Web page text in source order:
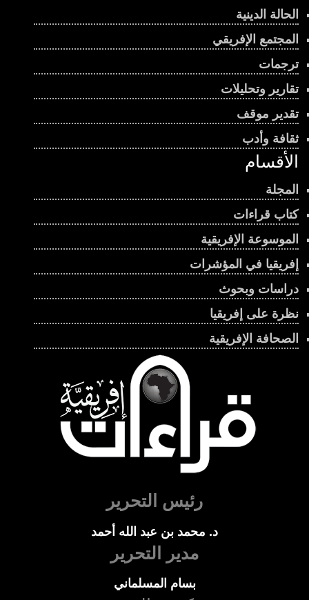
الحالة الدينية
المجتمع الإفريقي
ترجمات
تقارير وتحليلات
تقدير موقف
ثقافة وأدب
الأقسام
المجلة
كتاب قراءات
الموسوعة الإفريقية
إفريقيا في المؤشرات
دراسات وبحوث
نظرة على إفريقيا
الصحافة الإفريقية
رئيس التحرير
د. محمد بن عبد الله أحمد
مدير التحرير
بسام المسلماني